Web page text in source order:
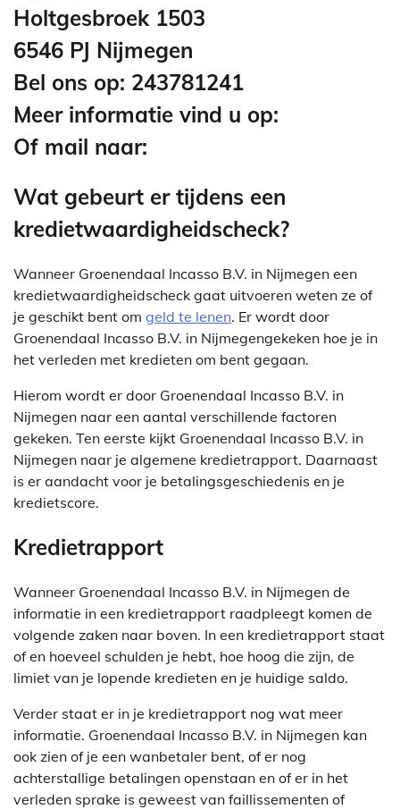
Holtgesbroek 1503
6546 PJ Nijmegen
Bel ons op: 243781241
Meer informatie vind u op:
Of mail naar:
Wat gebeurt er tijdens een
kredietwaardigheidscheck?
Wanneer Groenendaal Incasso B.V. in Nijmegen een
kredietwaardigheidscheck gaat uitvoeren weten ze of
je geschikt bent om geld te lenen. Er wordt door
Groenendaal Incasso B.V. in Nijmegengekeken hoe je in
het verleden met kredieten om bent gegaan.
Hierom wordt er door Groenendaal Incasso B.V. in
Nijmegen naar een aantal verschillende factoren
gekeken. Ten eerste kijkt Groenendaal Incasso B.V. in
Nijmegen naar je algemene kredietrapport. Daarnaast
is er aandacht voor je betalingsgeschiedenis en je
kredietscore.
Kredietrapport
Wanneer Groenendaal Incasso B.V. in Nijmegen de
informatie in een kredietrapport raadpleegt komen de
volgende zaken naar boven. In een kredietrapport staat
of en hoeveel schulden je hebt, hoe hoog die zijn, de
limiet van je lopende kredieten en je huidige saldo.
Verder staat er in je kredietrapport nog wat meer
informatie. Groenendaal Incasso B.V. in Nijmegen kan
ook zien of je een wanbetaler bent, of er nog
achterstallige betalingen openstaan en of er in het
verleden sprake is geweest van faillissementen of